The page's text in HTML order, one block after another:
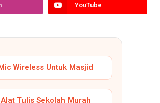
YouTube
Mic Wireless Untuk Masjid
Alat Tulis Sekolah Murah